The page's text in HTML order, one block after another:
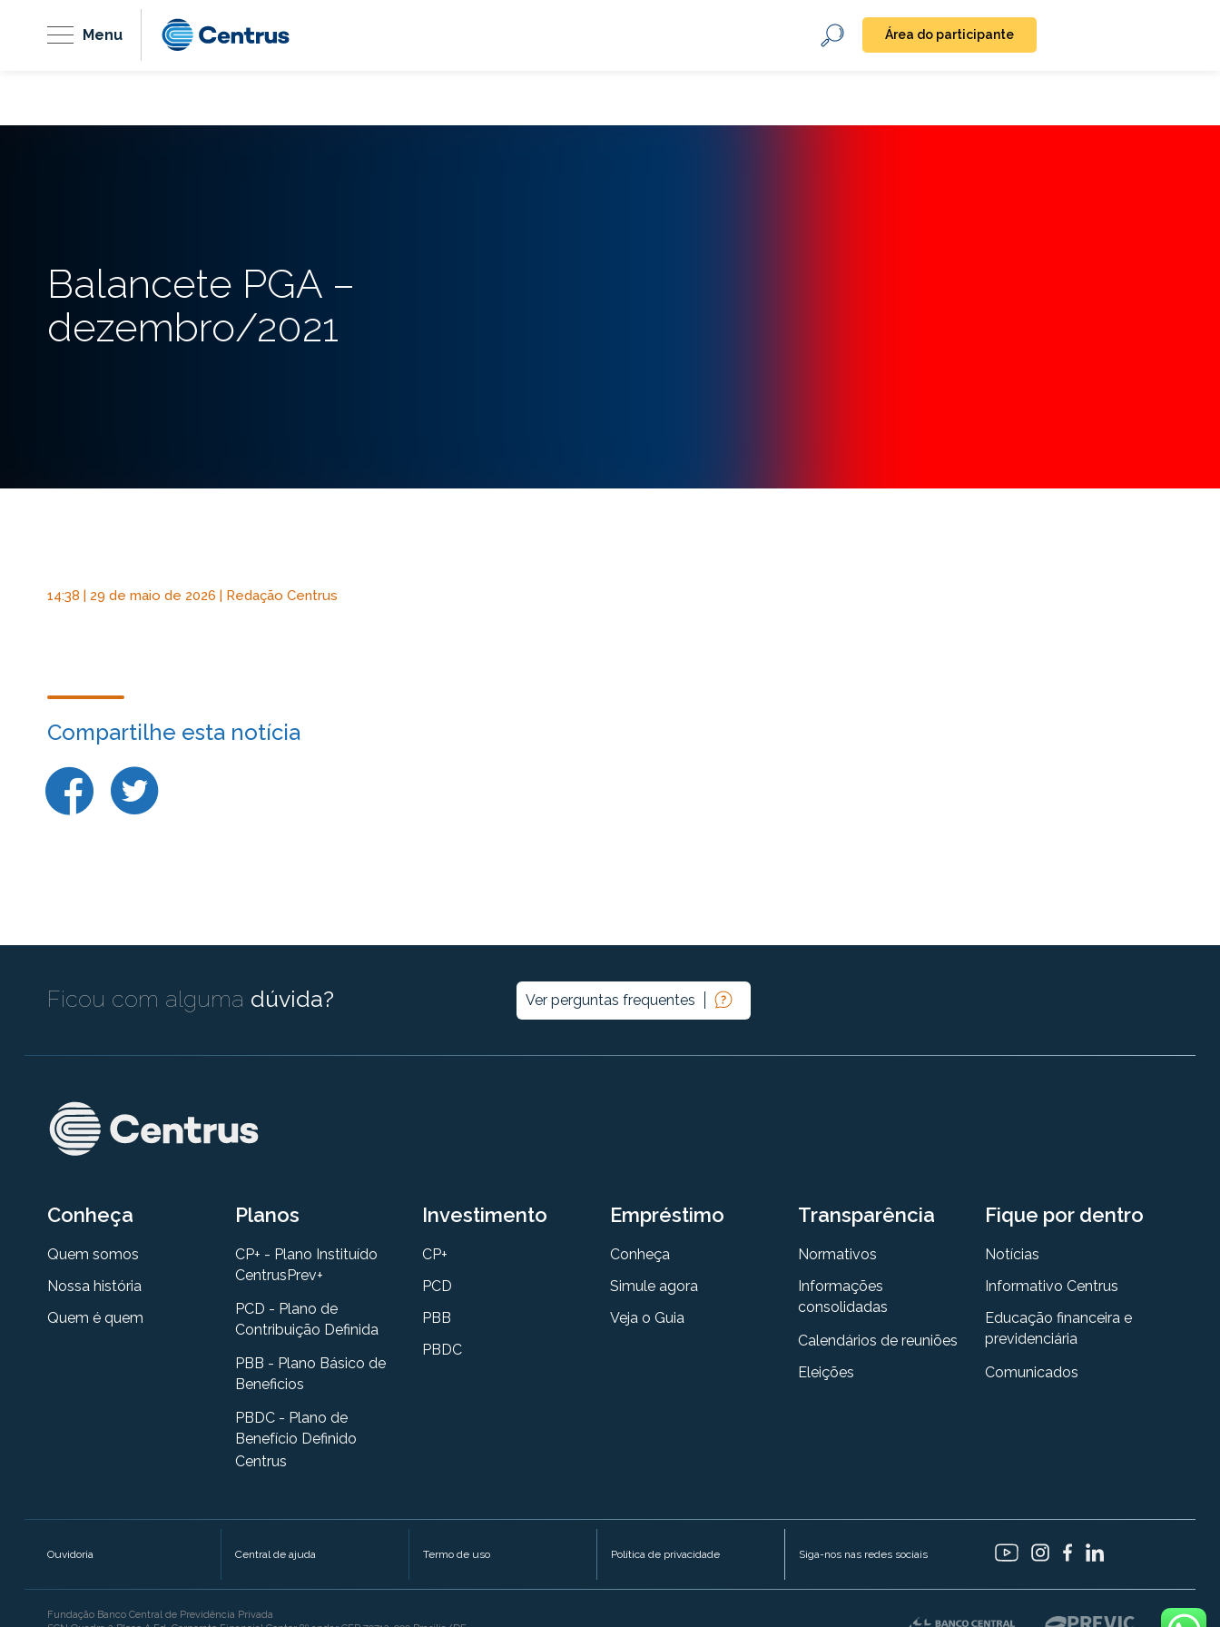
Menu Área do participante
Balancete PGA –
dezembro/2021
14:38 | 29 de maio de 2026 | Redação Centrus
Compartilhe esta notícia
Ficou com alguma dúvida? Ver perguntas frequentes
Conheça
Quem somos
Nossa história
Quem é quem
Planos
CP+ - Plano Instituído
CentrusPrev+
PCD - Plano de
Contribuição Definida
PBB - Plano Básico de
Beneficios
PBDC - Plano de
Benefício Definido
Centrus
Investimento
CP+
PCD
PBB
PBDC
Empréstimo
Conheça
Simule agora
Veja o Guia
Transparência
Normativos
Informações
consolidadas
Calendários de reuniões
Eleições
Fique por dentro
Notícias
Informativo Centrus
Educação financeira e
previdenciária
Comunicados
Ouvidoria Central de ajuda Termo de uso Política de privacidade Siga-nos nas redes sociais
Fundação Banco Central de Previdência Privada